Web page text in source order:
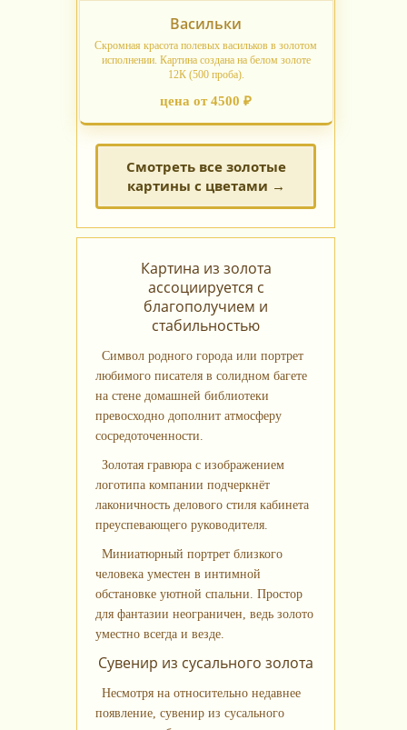
Васильки
Скромная красота полевых васильков в золотом
исполнении. Картина создана на белом золоте
12К (500 проба).
цена от 4500 ₽
Смотреть все золотые
картины с цветами →
Картина из золота
ассоциируется с
благополучием и
стабильностью
Символ родного города или портрет
любимого писателя в солидном багете
на стене домашней библиотеки
превосходно дополнит атмосферу
сосредоточенности.
Золотая гравюра с изображением
логотипа компании подчеркнёт
лаконичность делового стиля кабинета
преуспевающего руководителя.
Миниатюрный портрет близкого
человека уместен в интимной
обстановке уютной спальни. Простор
для фантазии неограничен, ведь золото
уместно всегда и везде.
Сувенир из сусального золота
Несмотря на относительно недавнее
появление, сувенир из сусального